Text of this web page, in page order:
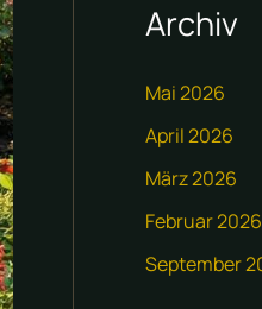
Archiv
Mai 2026
April 2026
März 2026
Februar 2026
September